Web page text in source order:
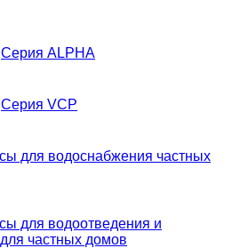
Серия ALPHA
Серия VCP
для водоснабжения частных
для водоотведения и
частных домов